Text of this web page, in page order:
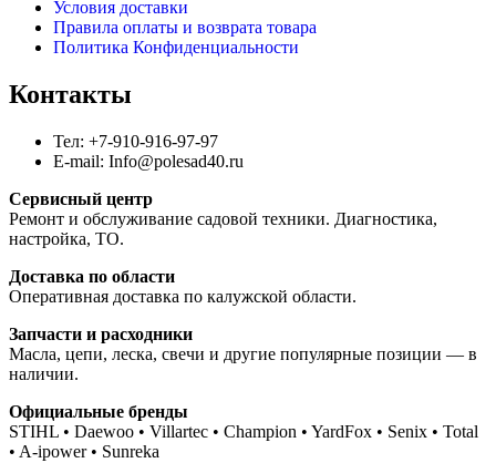
Условия доставки
Правила оплаты и возврата товара
Политика Конфиденциальности
Контакты
Тел: +7-910-916-97-97
E-mail: Info@polesad40.ru
Сервисный центр
Ремонт и обслуживание садовой техники. Диагностика,
настройка, ТО.
Доставка по области
Оперативная доставка по калужской области.
Запчасти и расходники
Масла, цепи, леска, свечи и другие популярные позиции — в
наличии.
Официальные бренды
STIHL • Daewoo • Villartec • Champion • YardFox • Senix • Total
• A-ipower • Sunreka